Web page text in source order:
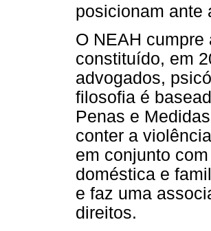
posicionam ante
O NEAH
constituído, em
advogados,
filosofia é
Penas e
conter a
em conjunto
doméstica e
e faz uma
direitos.